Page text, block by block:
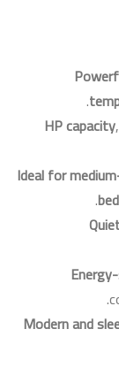
Ideal for
.
.
Modern and